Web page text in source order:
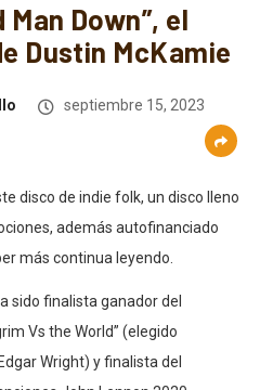
Man Down”, el
Dustin McKamie
septiembre 15, 2023
disco de indie folk, un disco lleno
además autofinanciado
más continua leyendo.
sido finalista ganador del
Vs the World” (elegido
Wright) y finalista del